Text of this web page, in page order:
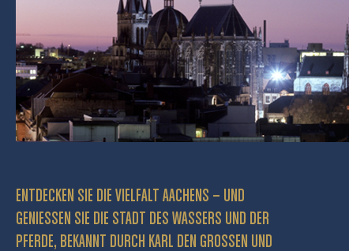
ENTDECKEN SIE DIE VIELFALT AACHENS – UND
GENIESSEN SIE DIE STADT DES WASSERS UND DER P
FERDE, BEKANNT DURCH KARL DEN GROSSEN UND BE